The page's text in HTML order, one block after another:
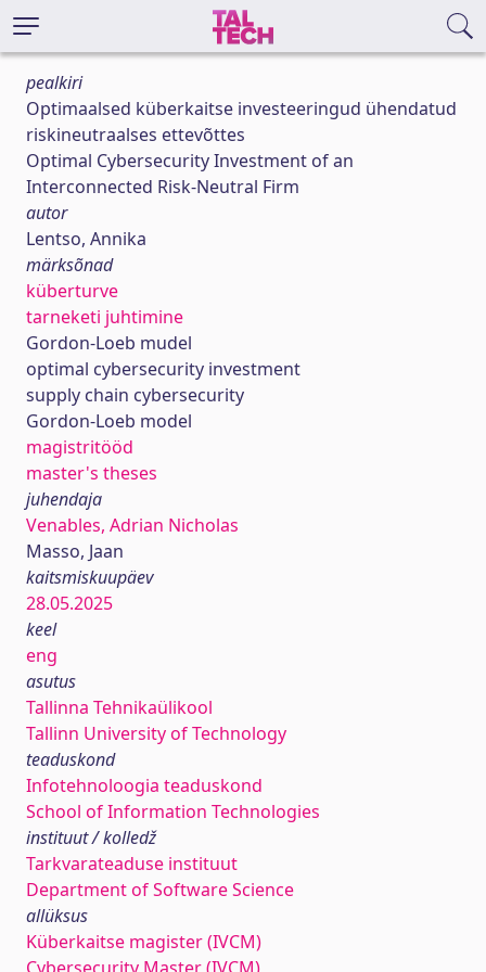
pealkiri
Optimaalsed küberkaitse investeeringud ühendatud
riskineutraalses ettevõttes
Optimal Cybersecurity Investment of an
Interconnected Risk-Neutral Firm
autor
Lentso, Annika
märksõnad
küberturve
tarneketi juhtimine
Gordon-Loeb mudel
optimal cybersecurity investment
supply chain cybersecurity
Gordon-Loeb model
magistritööd
master's theses
juhendaja
Venables, Adrian Nicholas
Masso, Jaan
kaitsmiskuupäev
28.05.2025
keel
eng
asutus
Tallinna Tehnikaülikool
Tallinn University of Technology
teaduskond
Infotehnoloogia teaduskond
School of Information Technologies
instituut / kolledž
Tarkvarateaduse instituut
Department of Software Science
allüksus
Küberkaitse magister (IVCM)